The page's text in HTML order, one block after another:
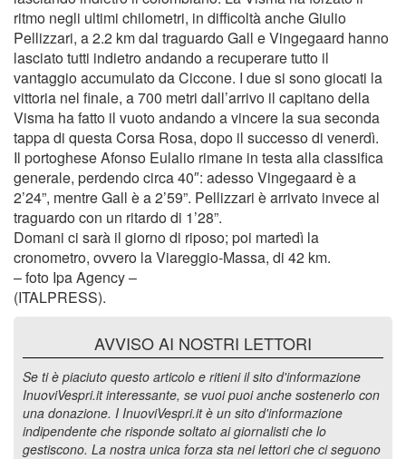
ritmo negli ultimi chilometri, in difficoltà anche Giulio
Pellizzari, a 2.2 km dal traguardo Gall e Vingegaard hanno
lasciato tutti indietro andando a recuperare tutto il
vantaggio accumulato da Ciccone. I due si sono giocati la
vittoria nel finale, a 700 metri dall’arrivo il capitano della
Visma ha fatto il vuoto andando a vincere la sua seconda
tappa di questa Corsa Rosa, dopo il successo di venerdì.
Il portoghese Afonso Eulalio rimane in testa alla classifica
generale, perdendo circa 40″: adesso Vingegaard è a
2’24”, mentre Gall è a 2’59”. Pellizzari è arrivato invece al
traguardo con un ritardo di 1’28”.
Domani ci sarà il giorno di riposo; poi martedì la
cronometro, ovvero la Viareggio-Massa, di 42 km.
– foto Ipa Agency –
(ITALPRESS).
AVVISO AI NOSTRI LETTORI
Se ti è piaciuto questo articolo e ritieni il sito d'informazione
InuoviVespri.it interessante, se vuoi puoi anche sostenerlo con
una donazione. I InuoviVespri.it è un sito d'informazione
indipendente che risponde soltato ai giornalisti che lo
gestiscono. La nostra unica forza sta nei lettori che ci seguono